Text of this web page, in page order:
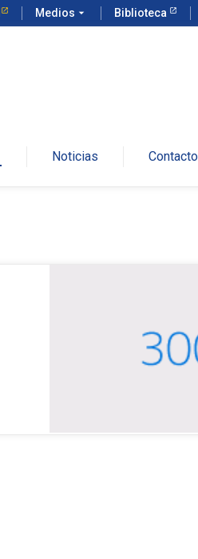
Medios arrow_drop_down Biblioteca
Noticias Contacto